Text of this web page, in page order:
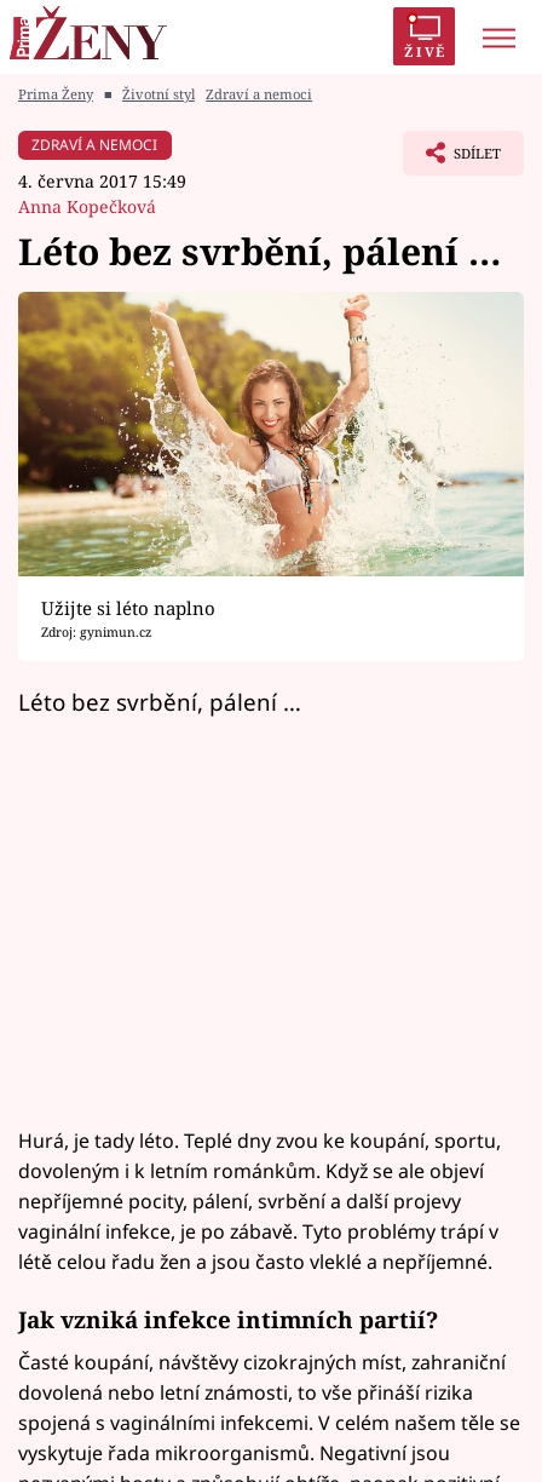
ŽIVĚ
Módní alarm
Zrádci
Témata
Celebrity
Vztahy
Seriály
Horoskopy
Sledujte prima+
Prima Ženy ■ Životní styl Zdraví a nemoci
ZDRAVÍ A NEMOCI
4. června 2017 15:49
Anna Kopečková
SDÍLET
Léto bez svrbění, pálení …
Užijte si léto naplno
Zdroj: gynimun.cz
Léto bez svrbění, pálení …
Hurá, je tady léto. Teplé dny zvou ke koupání, sportu,
dovoleným i k letním románkům. Když se ale objeví
nepříjemné pocity, pálení, svrbění a další projevy
vaginální infekce, je po zábavě. Tyto problémy trápí v
létě celou řadu žen a jsou často vleklé a nepříjemné.
Jak vzniká infekce intimních partií?
Časté koupání, návštěvy cizokrajných míst, zahraniční
dovolená nebo letní známosti, to vše přináší rizika
spojená s vaginálními infekcemi. V celém našem těle se
vyskytuje řada mikroorganismů. Negativní jsou